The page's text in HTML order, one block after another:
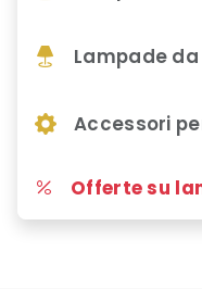
Lampade
Accessori
Offerte su